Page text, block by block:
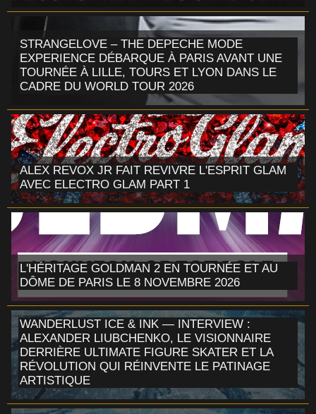
STRANGELOVE – THE DEPECHE MODE
EXPERIENCE DÉBARQUE À PARIS AVANT UNE
TOURNÉE À LILLE, TOURS ET LYON DANS LE
CADRE DU WORLD TOUR 2026
ALEX REVOX JR FAIT REVIVRE L'ESPRIT GLAM
AVEC ELECTRO GLAM PART 1
L'HÉRITAGE GOLDMAN 2 EN TOURNÉE ET AU
DÔME DE PARIS LE 8 NOVEMBRE 2026
WANDERLUST ICE & INK — INTERVIEW :
ALEXANDER LIUBCHENKO, LE VISIONNAIRE
DERRIÈRE ULTIMATE FIGURE SKATER ET LA
RÉVOLUTION QUI RÉINVENTE LE PATINAGE
ARTISTIQUE